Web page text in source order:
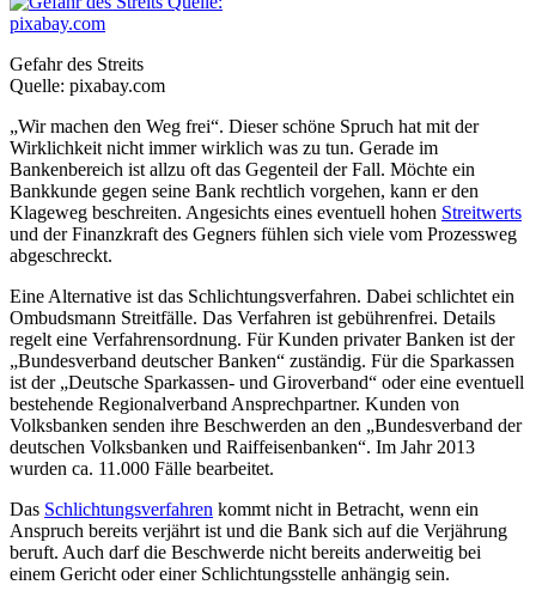
Gefahr des Streits
Quelle: pixabay.com
„Wir machen den Weg frei“. Dieser schöne Spruch hat mit der
Wirklichkeit nicht immer wirklich was zu tun. Gerade im
Bankenbereich ist allzu oft das Gegenteil der Fall. Möchte ein
Bankkunde gegen seine Bank rechtlich vorgehen, kann er den
Klageweg beschreiten. Angesichts eines eventuell hohen Streitwerts
und der Finanzkraft des Gegners fühlen sich viele vom Prozessweg
abgeschreckt.
Eine Alternative ist das Schlichtungsverfahren. Dabei schlichtet ein
Ombudsmann Streitfälle. Das Verfahren ist gebührenfrei. Details
regelt eine Verfahrensordnung. Für Kunden privater Banken ist der
„Bundesverband deutscher Banken“ zuständig. Für die Sparkassen
ist der „Deutsche Sparkassen- und Giroverband“ oder eine eventuell
bestehende Regionalverband Ansprechpartner. Kunden von
Volksbanken senden ihre Beschwerden an den „Bundesverband der
deutschen Volksbanken und Raiffeisenbanken“. Im Jahr 2013
wurden ca. 11.000 Fälle bearbeitet.
Das Schlichtungsverfahren kommt nicht in Betracht, wenn ein
Anspruch bereits verjährt ist und die Bank sich auf die Verjährung
beruft. Auch darf die Beschwerde nicht bereits anderweitig bei
einem Gericht oder einer Schlichtungsstelle anhängig sein.